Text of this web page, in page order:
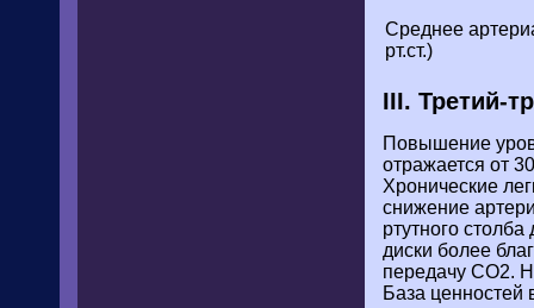
Среднее
рт.ст.)
III. Третий-
Повышение
отражается от
Хронические
снижение
ртутного
диски более
передачу СО2.
База ценностей